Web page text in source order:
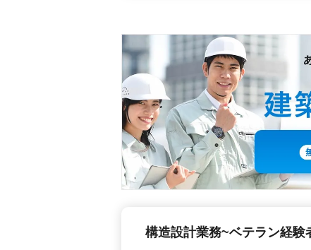
る環境です。さらに、社会保険完
リアを築きたい方にも非常におすす
きます。 ＜ベテラン設計士が活躍
士がそのキャリアを最大限に活かせ
木造住宅や公共施設の意匠設計業務
提供されています。特に設計経験に
せる環境です。これまでの設計業務
いを感じながら働けるでしょう。
9時30分から夕方17時30分で、残業
しながら働けます。週5～6日勤務で
ワークライフバランスも取りやすく
や夏季休暇に加えて有給休暇も取得可
構造設計業務~ベテラン経